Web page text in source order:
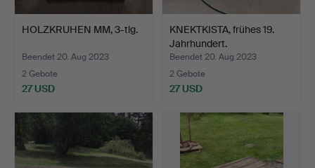
HOLZKRUHEN MM, 3-tlg.
Beendet 20. Aug 2023
2 Gebote
27 USD
KNEKTKISTA, frühes 19.
Jahrhundert.
Beendet 20. Aug 2023
2 Gebote
27 USD